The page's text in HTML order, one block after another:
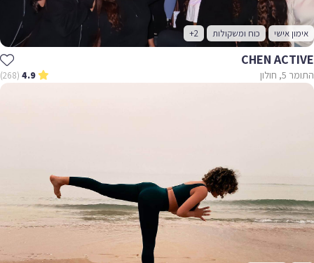
אימון אישי כוח ומשקולות +2
CHEN ACTIVE
התומר 5, חולון 4.9
(268)